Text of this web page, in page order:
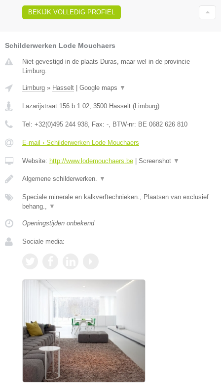
BEKIJK VOLLEDIG PROFIEL
Schilderwerken Lode Mouchaers
Niet gevestigd in de plaats Duras, maar wel in de provincie
Limburg.
Limburg » Hasselt Google maps ▼
Lazarijstraat 156 b 1.02, 3500 Hasselt (Limburg)
Tel: +32(0)495 244 938, Fax: -, BTW-nr: BE 0682 626 810
E-mail › Schilderwerken Lode Mouchaers
Website: http://www.lodemouchaers.be Screenshot ▼
Algemene schilderwerken. ▼
Speciale minerale en kalkverftechnieken., Plaatsen van exclusief
behang., ▼
Openingstijden onbekend
Sociale media: